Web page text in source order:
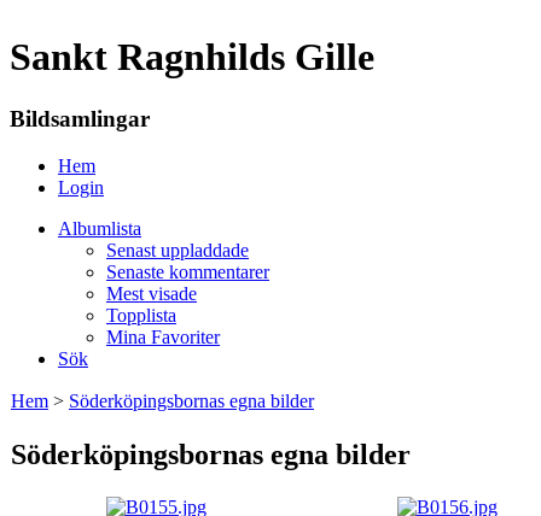
Sankt Ragnhilds Gille
Bildsamlingar
Hem
Login
Albumlista
Senast uppladdade
Senaste kommentarer
Mest visade
Topplista
Mina Favoriter
Sök
Hem > Söderköpingsbornas egna bilder
Söderköpingsbornas egna bilder